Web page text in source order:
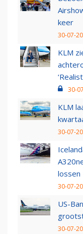
keer
30-07-
KLM
30-
KLM
30-07-
lossen
30-07-
US-
30-07-